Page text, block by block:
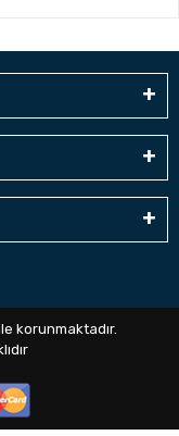
korunmaktadır.